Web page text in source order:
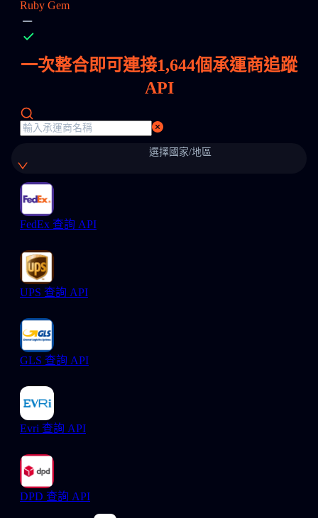
Ruby Gem
一次整合即可連接1,644個承運商追蹤
API
選擇國家/地區
FedEx 查詢 API
UPS 查詢 API
GLS 查詢 API
Evri 查詢 API
DPD 查詢 API